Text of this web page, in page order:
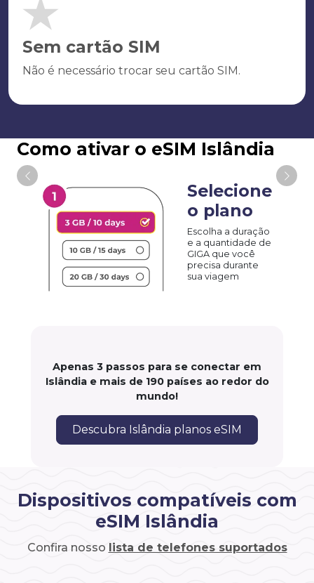
Sem cartão SIM
Não é necessário trocar seu cartão SIM.
Como ativar o eSIM Islândia
Selecione
o plano
Escolha a duração
e a quantidade de
GIGA que você
precisa durante
sua viagem
Apenas 3 passos para se conectar em
Islândia e mais de 190 países ao redor do
mundo!
Descubra Islândia planos eSIM
Dispositivos compatíveis com
eSIM Islândia
Confira nosso lista de telefones suportados